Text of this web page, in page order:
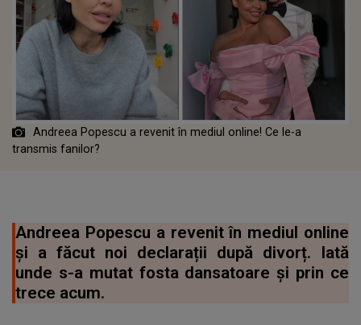
Andreea Popescu a revenit în mediul online! Ce le-a
transmis fanilor?
Andreea Popescu a revenit în mediul online
și a făcut noi declarații după divorț. Iată
unde s-a mutat fosta dansatoare și prin ce
trece acum.